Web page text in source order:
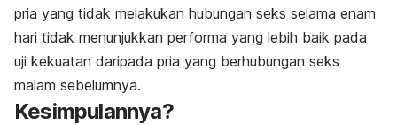
pria yang tidak melakukan hubungan seks selama enam
hari tidak menunjukkan performa yang lebih baik pada
uji kekuatan daripada pria yang berhubungan seks
malam sebelumnya.
Kesimpulannya?